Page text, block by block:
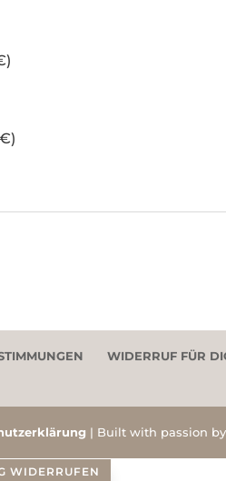
WIDERRUF FÜR
| Built with passion
WIDERRUFEN